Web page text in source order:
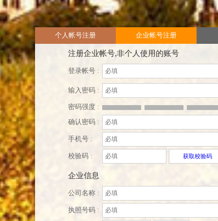
个人帐号注册 企业帐号注册
注册企业帐号,非个人使用的账号
登录帐号 :
输入密码 :
密码强度 :
确认密码 :
手机号 :
校验码 : 获取校验码
企业信息
公司名称 :
执照号码 :